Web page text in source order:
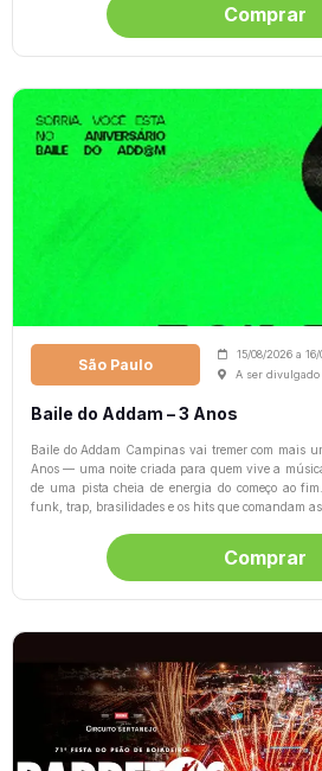
Comprar
São Paulo
15/08/2026a
A ser divulgado
Baile do Addam – 3 Anos
Baile do Addam Campinas vai tremer com mais
Anos — uma noite criada para quem vive a
de uma pista cheia de energia do começo ao fim.
funk, trap, brasilidades e os hits que comandam
Comprar